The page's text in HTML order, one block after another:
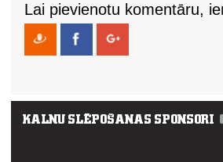
Lai pievienotu komentāru,